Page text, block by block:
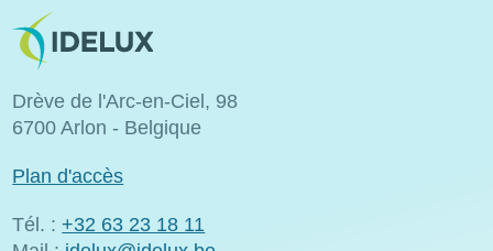
Image
Drève de l'Arc-en-Ciel, 98
6700 Arlon - Belgique
Plan d'accès
Tél. : +32 63 23 18 11